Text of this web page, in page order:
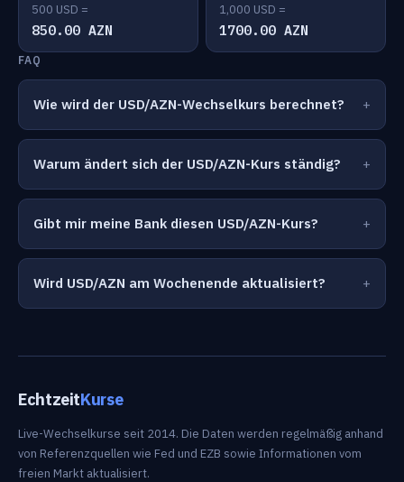
500 USD =
850.00 AZN
1,000 USD =
1700.00 AZN
FAQ
Wie wird der USD/AZN-Wechselkurs berechnet?
Warum ändert sich der USD/AZN-Kurs ständig?
Gibt mir meine Bank diesen USD/AZN-Kurs?
Wird USD/AZN am Wochenende aktualisiert?
EchtzeitKurse
Live-Wechselkurse seit 2014. Die Daten werden regelmäßig anhand
von Referenzquellen wie Fed und EZB sowie Informationen vom
freien Markt aktualisiert.